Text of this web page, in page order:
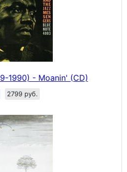
1990) - Moanin' (CD)
2799 руб.